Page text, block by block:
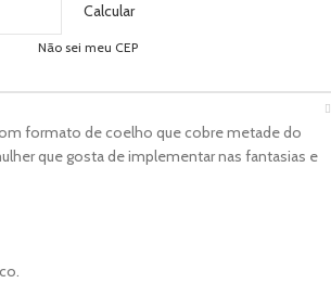
Calcular
Não sei meu CEP
formato de coelho que cobre metade do
que gosta de implementar nas fantasias e